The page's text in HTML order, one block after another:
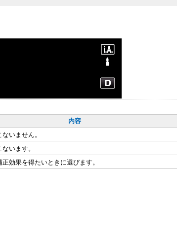
きは、撮影画面の
をタッチして、モード切り換え画
内容
いません。
います。
効果を得たいときに選びます。